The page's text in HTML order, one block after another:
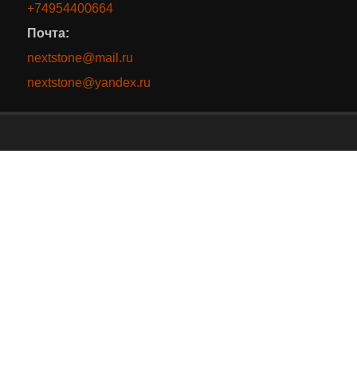
+74954400664
Почта:
nextstone@mail.ru
nextstone@yandex.ru